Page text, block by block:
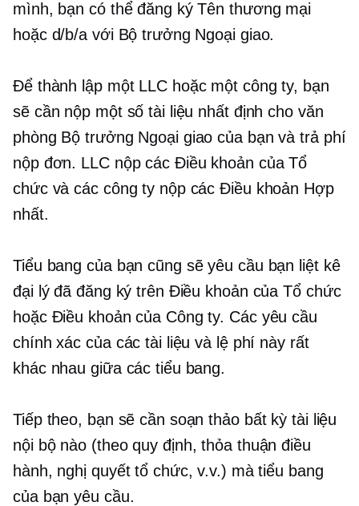
mình, bạn có thể đăng ký Tên thương mại
hoặc d/b/a với Bộ trưởng Ngoại giao.
Để thành lập một LLC hoặc một công ty, bạn
sẽ cần nộp một số tài liệu nhất định cho văn
phòng Bộ trưởng Ngoại giao của bạn và trả phí
nộp đơn. LLC nộp các Điều khoản của Tổ
chức và các công ty nộp các Điều khoản Hợp
nhất.
Tiểu bang của bạn cũng sẽ yêu cầu bạn liệt kê
đại lý đã đăng ký trên Điều khoản của Tổ chức
hoặc Điều khoản của Công ty. Các yêu cầu
chính xác của các tài liệu và lệ phí này rất
khác nhau giữa các tiểu bang.
Tiếp theo, bạn sẽ cần soạn thảo bất kỳ tài liệu
nội bộ nào (theo quy định, thỏa thuận điều
hành, nghị quyết tổ chức, v.v.) mà tiểu bang
của bạn yêu cầu.